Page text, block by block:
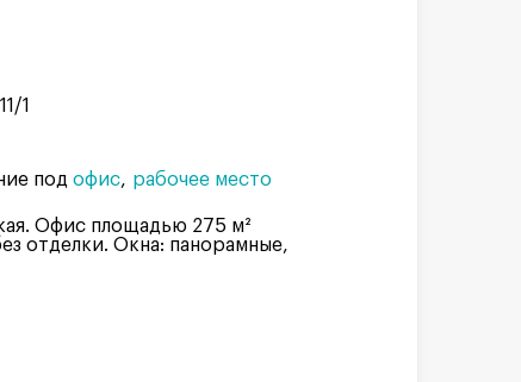
1
под офис рабочее место
Офис площадью 275 м²
отделки. Окна: панорамные,